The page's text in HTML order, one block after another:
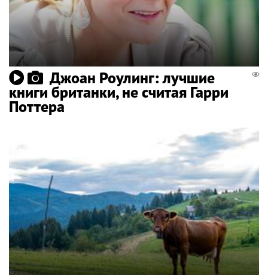
Джоан Роулинг: лучшие
книги британки, не считая Гарри
Поттера